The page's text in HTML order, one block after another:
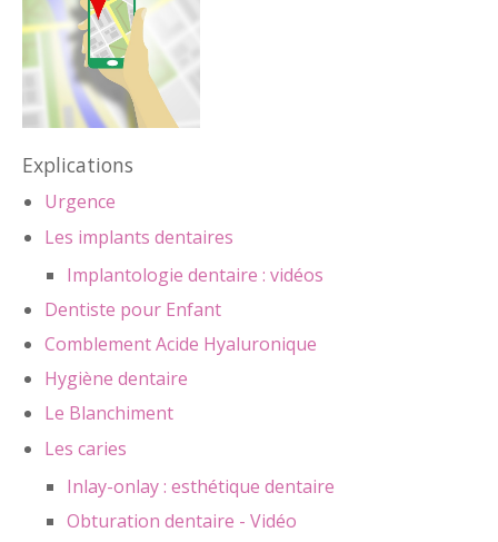
Explications
Urgence
Les implants dentaires
Implantologie dentaire : vidéos
Dentiste pour Enfant
Comblement Acide Hyaluronique
Hygiène dentaire
Le Blanchiment
Les caries
Inlay-onlay : esthétique dentaire
Obturation dentaire - Vidéo